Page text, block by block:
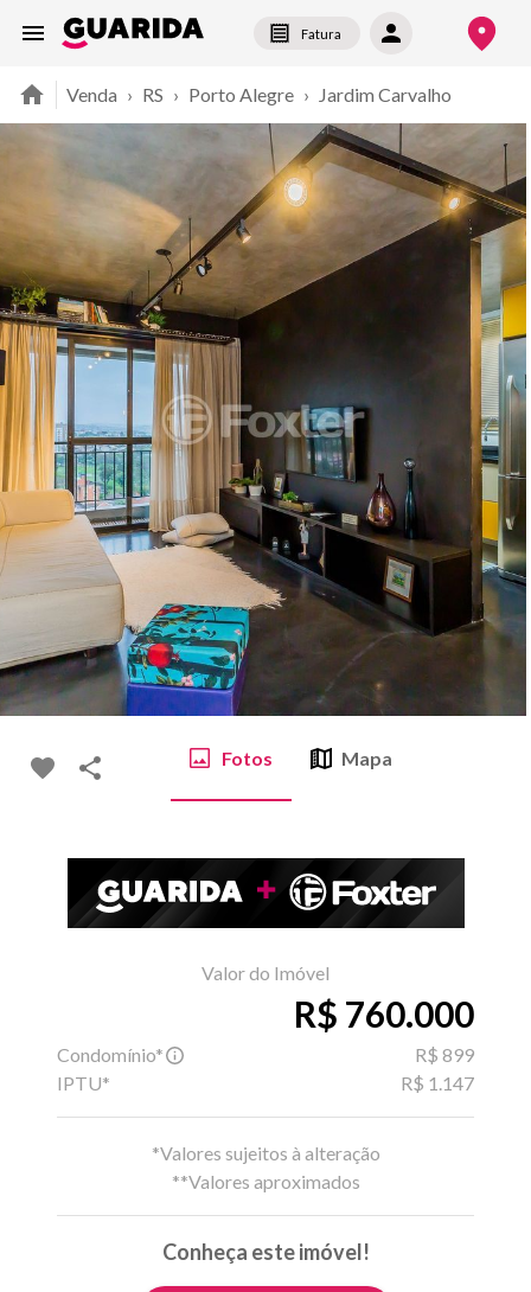
Fatura
Venda › RS › Porto Alegre › Jardim Carvalho
Fotos Mapa
Valor do Imóvel
R$ 760.000
Condomínio*
R$ 899
IPTU*
R$ 1.147
*Valores sujeitos à alteração
**Valores aproximados
Conheça este imóvel!